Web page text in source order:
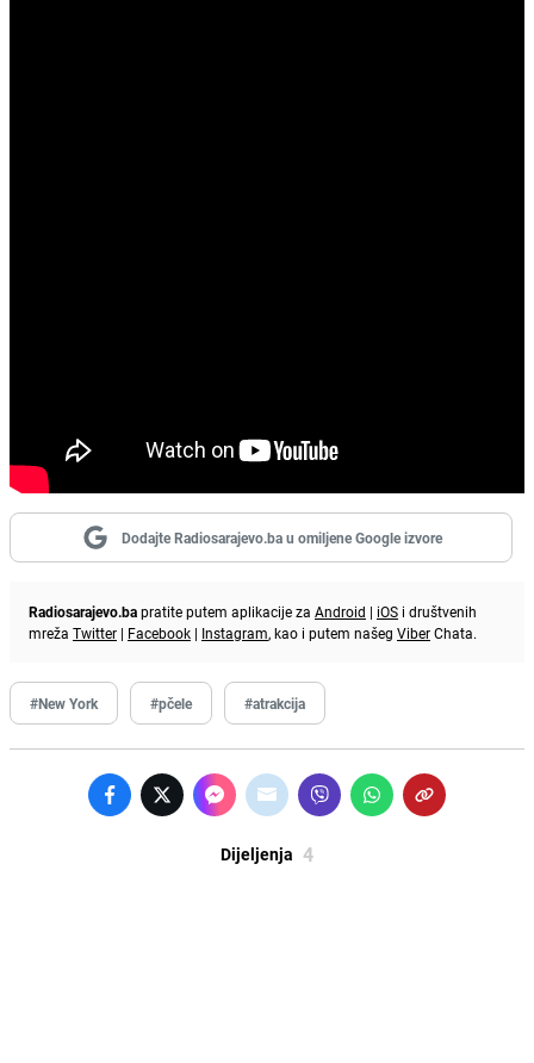
Dodajte Radiosarajevo.ba u omiljene Google izvore
Radiosarajevo.bapratite putem aplikacije za Android | iOS i društvenih
mreža Twitter | Facebook | Instagram, kao i putem našeg ViberChata.
#New York #pčele #atrakcija
Dijeljenja 4